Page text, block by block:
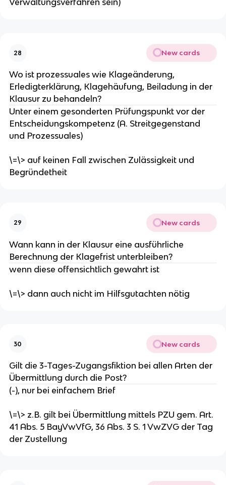
Verwaltungsverfahren sein)
28 New cards
Wo ist prozessuales wie Klageänderung,
Erledigterklärung, Klagehäufung, Beiladung in der
Klausur zu behandeln?
Unter einem gesonderten Prüfungspunkt vor der
Entscheidungskompetenz (A. Streitgegenstand
und Prozessuales)
\=\> auf keinen Fall zwischen Zulässigkeit und
Begründetheit
29 New cards
Wann kann in der Klausur eine ausführliche
Berechnung der Klagefrist unterbleiben?
wenn diese offensichtlich gewahrt ist
\=\> dann auch nicht im Hilfsgutachten nötig
30 New cards
Gilt die 3-Tages-Zugangsfiktion bei allen Arten der
Übermittlung durch die Post?
(-), nur bei einfachem Brief
\=\> z.B. gilt bei Übermittlung mittels PZU gem. Art.
41 Abs. 5 BayVwVfG, 36 Abs. 3 S. 1 VwZVG der Tag
der Zustellung